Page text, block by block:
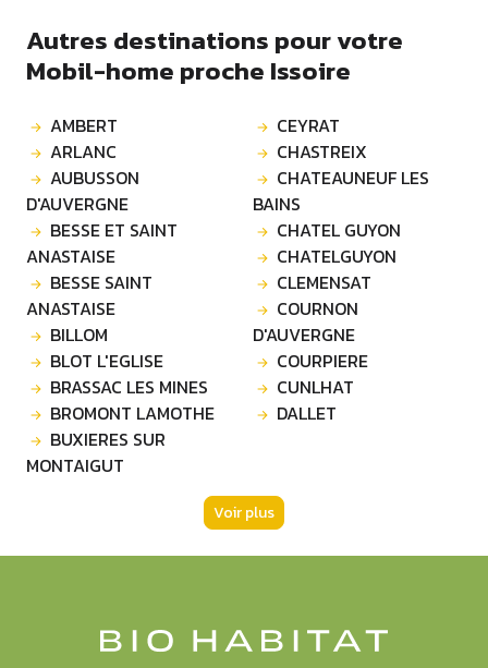
Autres destinations pour votre
Mobil-home proche Issoire
AMBERT
ARLANC
AUBUSSON
D'AUVERGNE
BESSE ET SAINT
ANASTAISE
BESSE SAINT
ANASTAISE
BILLOM
BLOT L'EGLISE
BRASSAC LES MINES
BROMONT LAMOTHE
BUXIERES SUR
MONTAIGUT
CEYRAT
CHASTREIX
CHATEAUNEUF LES
BAINS
CHATEL GUYON
CHATELGUYON
CLEMENSAT
COURNON
D'AUVERGNE
COURPIERE
CUNLHAT
DALLET
Voir plus